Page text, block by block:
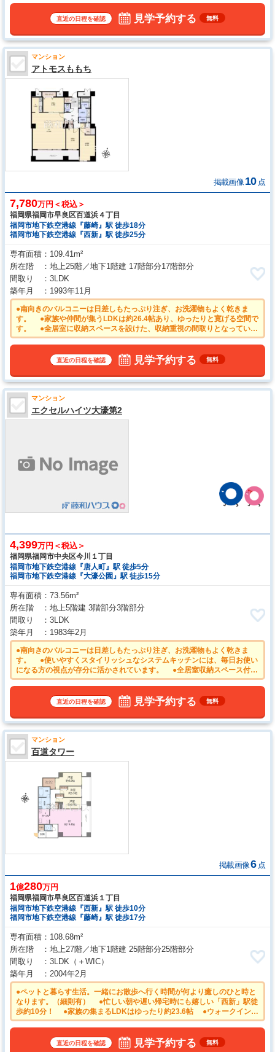
直近の日程を確認 見学予約する 無料
マンション
アトモスももち
掲載画像 10 点
7,780万円＜税込＞
福岡県福岡市早良区百道浜４丁目
福岡市地下鉄空港線『藤崎』駅 徒歩18分
福岡市地下鉄空港線『西新』駅 徒歩25分
専有面積
109.41m²
所在階
地上25階／地下1階建 17階部分17階部分
間取り
3LDK
築年月
1993年11月
●南向きのバルコニーは日差しもたっぷり注ぎ、お洗濯物もよく乾きま
す。 ●家族や仲間が集うLDKは約26.4帖あり、ゆったりと寛げる空間で
す。 ●全居室に収納スペースを設けた、収納重視の間取りとなっていま
す。 ●百道浜小学校までは約130m。目の行き届く距離にある小学校な
ずはお気軽にお問合せ下さいませ。
直近の日程を確認 見学予約する 無料
マンション
エクセルハイツ大濠第2
4,399万円＜税込＞
福岡県福岡市中央区今川１丁目
福岡市地下鉄空港線『唐人町』駅 徒歩5分
福岡市地下鉄空港線『大濠公園』駅 徒歩15分
専有面積
73.56m²
所在階
地上5階建 3階部分3階部分
間取り
3LDK
築年月
1983年2月
●南向きのバルコニーは日差しもたっぷり注ぎ、お洗濯物もよく乾きま
す。 ●使いやすくスタイリッシュなシステムキッチンには、毎日お使い
になる方の視点が存分に活かされています。 ●全居室収納スペース付
き ●忙しい朝や遅い帰宅時にも嬉しい「唐人町」駅徒歩5分！
直近の日程を確認 見学予約する 無料
マンション
百道タワー
掲載画像6 点
1億280万円
福岡県福岡市早良区百道浜１丁目
福岡市地下鉄空港線『西新』駅 徒歩10分
福岡市地下鉄空港線『藤崎』駅 徒歩17分
専有面積
108.68m²
所在階
地上27階／地下1階建 25階部分25階部分
間取り
3LDK （＋WIC）
築年月
2004年2月
●ペットと暮らす生活。一緒にお散歩へ行く時間が何より癒しのひと時と
なります。（細則有） ●忙しい朝や遅い帰宅時にも嬉しい「西新」駅徒
歩約10分！ ●家族の集まるLDKはゆったり約23.6帖 ●ウォークインク
ローゼットは、お洋服等がたくさん収納できて便利です ●追焚き機能付
直近の日程を確認 見学予約する 無料